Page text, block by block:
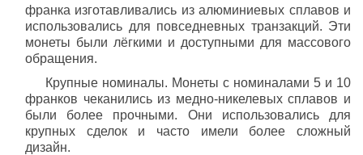
франка изготавливались из алюминиевых сплавов и
использовались для повседневных транзакций. Эти
монеты были лёгкими и доступными для массового
обращения.
Крупные номиналы. Монеты с номиналами 5 и 10
франков чеканились из медно-никелевых сплавов и
были более прочными. Они использовались для
крупных сделок и часто имели более сложный
дизайн.